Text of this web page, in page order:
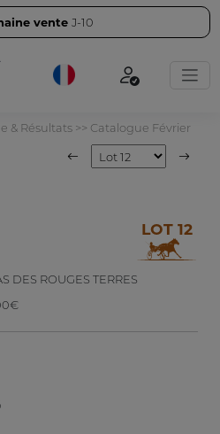
vente J-10
& Résultats>> Catalogue Février
LOT 12
DES ROUGES TERRES